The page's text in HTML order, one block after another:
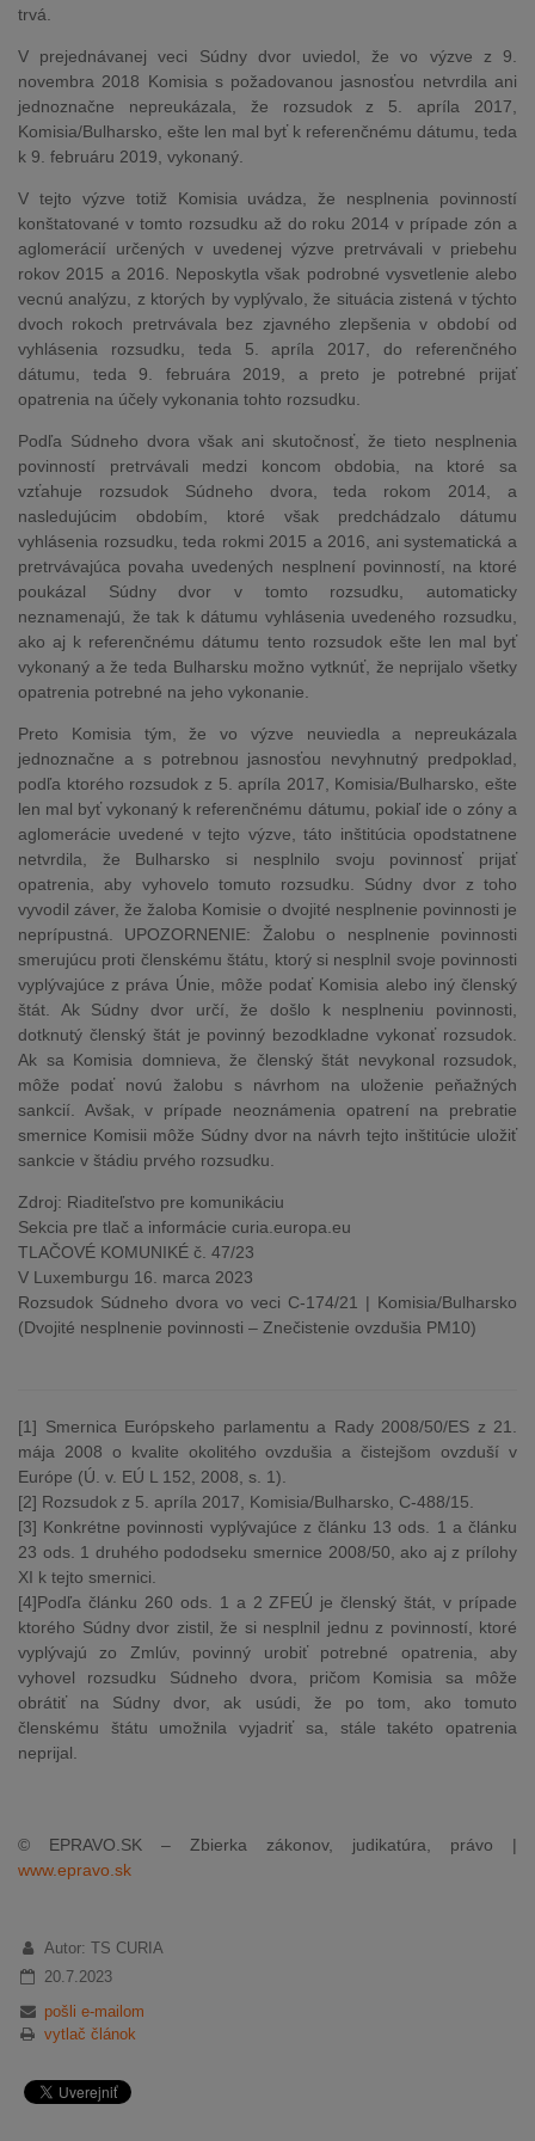
trvá.
V prejednávanej veci Súdny dvor uviedol, že vo výzve z 9.
novembra 2018 Komisia s požadovanou jasnosťou netvrdila ani
jednoznačne nepreukázala, že rozsudok z 5. apríla 2017,
Komisia/Bulharsko, ešte len mal byť k referenčnému dátumu, teda
k 9. februáru 2019, vykonaný.
V tejto výzve totiž Komisia uvádza, že nesplnenia povinností
konštatované v tomto rozsudku až do roku 2014 v prípade zón a
aglomerácií určených v uvedenej výzve pretrvávali v priebehu
rokov 2015 a 2016. Neposkytla však podrobné vysvetlenie alebo
vecnú analýzu, z ktorých by vyplývalo, že situácia zistená v týchto
dvoch rokoch pretrvávala bez zjavného zlepšenia v období od
vyhlásenia rozsudku, teda 5. apríla 2017, do referenčného
dátumu, teda 9. februára 2019, a preto je potrebné prijať
opatrenia na účely vykonania tohto rozsudku.
Podľa Súdneho dvora však ani skutočnosť, že tieto nesplnenia
povinností pretrvávali medzi koncom obdobia, na ktoré sa
vzťahuje rozsudok Súdneho dvora, teda rokom 2014, a
nasledujúcim obdobím, ktoré však predchádzalo dátumu
vyhlásenia rozsudku, teda rokmi 2015 a 2016, ani systematická a
pretrvávajúca povaha uvedených nesplnení povinností, na ktoré
poukázal Súdny dvor v tomto rozsudku, automaticky
neznamenajú, že tak k dátumu vyhlásenia uvedeného rozsudku,
ako aj k referenčnému dátumu tento rozsudok ešte len mal byť
vykonaný a že teda Bulharsku možno vytknúť, že neprijalo všetky
opatrenia potrebné na jeho vykonanie.
Preto Komisia tým, že vo výzve neuviedla a nepreukázala
jednoznačne a s potrebnou jasnosťou nevyhnutný predpoklad,
podľa ktorého rozsudok z 5. apríla 2017, Komisia/Bulharsko, ešte
len mal byť vykonaný k referenčnému dátumu, pokiaľ ide o zóny a
aglomerácie uvedené v tejto výzve, táto inštitúcia opodstatnene
netvrdila, že Bulharsko si nesplnilo svoju povinnosť prijať
opatrenia, aby vyhovelo tomuto rozsudku. Súdny dvor z toho
vyvodil záver, že žaloba Komisie o dvojité nesplnenie povinnosti je
neprípustná. UPOZORNENIE: Žalobu o nesplnenie povinnosti
smerujúcu proti členskému štátu, ktorý si nesplnil svoje povinnosti
vyplývajúce z práva Únie, môže podať Komisia alebo iný členský
štát. Ak Súdny dvor určí, že došlo k nesplneniu povinnosti,
dotknutý členský štát je povinný bezodkladne vykonať rozsudok.
Ak sa Komisia domnieva, že členský štát nevykonal rozsudok,
môže podať novú žalobu s návrhom na uloženie peňažných
sankcií. Avšak, v prípade neoznámenia opatrení na prebratie
smernice Komisii môže Súdny dvor na návrh tejto inštitúcie uložiť
sankcie v štádiu prvého rozsudku.
Zdroj: Riaditeľstvo pre komunikáciu
Sekcia pre tlač a informácie curia.europa.eu
TLAČOVÉ KOMUNIKÉ č. 47/23
V Luxemburgu 16. marca 2023
Rozsudok Súdneho dvora vo veci C-174/21 | Komisia/Bulharsko
(Dvojité nesplnenie povinnosti – Znečistenie ovzdušia PM10)
[1] Smernica Európskeho parlamentu a Rady 2008/50/ES z 21.
mája 2008 o kvalite okolitého ovzdušia a čistejšom ovzduší v
Európe (Ú. v. EÚ L 152, 2008, s. 1).
[2] Rozsudok z 5. apríla 2017, Komisia/Bulharsko, C-488/15.
[3] Konkrétne povinnosti vyplývajúce z článku 13 ods. 1 a článku
23 ods. 1 druhého pododseku smernice 2008/50, ako aj z prílohy
XI k tejto smernici.
[4]Podľa článku 260 ods. 1 a 2 ZFEÚ je členský štát, v prípade
ktorého Súdny dvor zistil, že si nesplnil jednu z povinností, ktoré
vyplývajú zo Zmlúv, povinný urobiť potrebné opatrenia, aby
vyhovel rozsudku Súdneho dvora, pričom Komisia sa môže
obrátiť na Súdny dvor, ak usúdi, že po tom, ako tomuto
členskému štátu umožnila vyjadriť sa, stále takéto opatrenia
neprijal.
© EPRAVO.SK – Zbierka zákonov, judikatúra, právo |
www.epravo.sk
Autor: TS CURIA
20.7.2023
pošli e-mailom
vytlač článok